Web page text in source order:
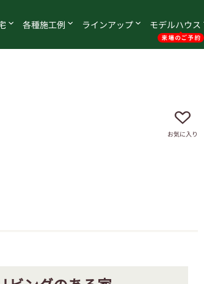
各種施工例 ラインアップ モデルハウス
お気に入り